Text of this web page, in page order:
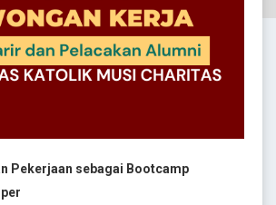
Pekerjaan sebagai Bootcamp